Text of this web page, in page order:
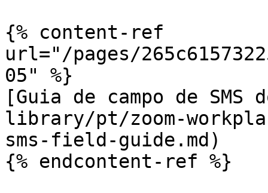
{% content-ref
url="/pages/
05" %}
[Guia de campo de
library/pt/zoom-
sms-field-guide.md)
{% endcontent-ref %}